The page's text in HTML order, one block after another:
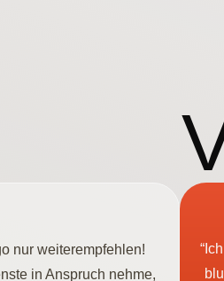
nur weiterempfehlen!
in Anspruch nehme,